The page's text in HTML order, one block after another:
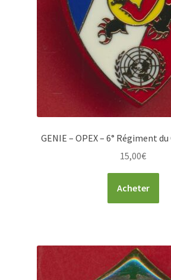
GENIE – OPEX – 6° Régiment du
15,00€
Acheter